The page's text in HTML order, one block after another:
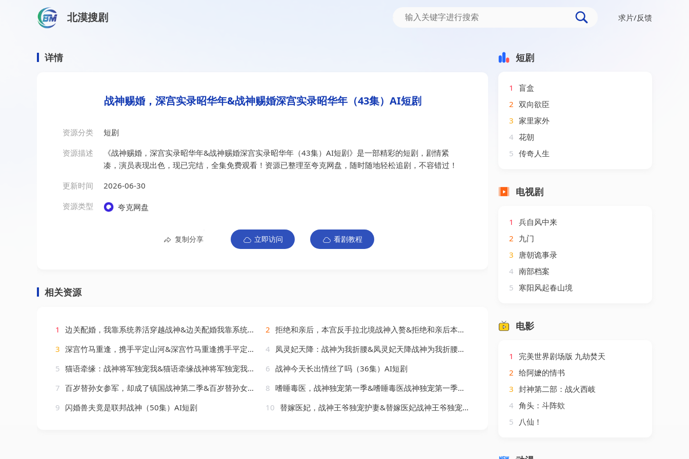
北漠搜剧 求片/反馈
战神赐婚，深宫实录昭华年&战神赐婚深宫实录昭华年（43集）AI短剧
详情
战神赐婚，深宫实录昭华年&战神赐婚深宫实录昭华年（43集）AI短剧
资源分类
短剧
资源描述
《战神赐婚，深宫实录昭华年&战神赐婚深宫实录昭华年（43集）AI短剧》是一部精彩的短剧，剧情紧
凑，演员表现出色，现已完结，全集免费观看！资源已整理至夸克网盘，随时随地轻松追剧，不容错过！
更新时间
2026-06-30
资源类型
夸克网盘
复制分享 立即访问 看剧教程
相关资源
1 边关配婚，我靠系统养活穿越战神&边关配婚我靠系统养活穿越战神（60集）AI短剧 2 拒绝和亲后，本宫反手拉北境战神入赘&拒绝和亲后本宫反手拉北境战神入赘（15集）AI短剧
3 深宫竹马重逢，携手平定山河&深宫竹马重逢携手平定山河（49集）AI短剧 4
凤灵妃天降：战神为我折腰&凤灵妃天降战神为我折腰（100集）AI短剧
5 猫语牵缘：战神将军独宠我&猫语牵缘战神将军独宠我（35集）AI短剧 6 战神今天长出情丝了吗（36集）AI短剧
7 百岁替孙女参军，却成了镇国战神第二季&百岁替孙女参军却成了镇国战神第二季（65集）AI短剧 8 嗜睡毒医，战神独宠第一季&嗜睡毒医战神独宠第一季（110集）AI短剧
9 闪婚兽夫竟是联邦战神（50集）AI短剧 10 替嫁医妃，战神王爷独宠护妻&替嫁医妃战神王爷独宠护妻（50集）AI短剧
短剧
1
盲盒
2 双向欲臣
3 家里家外
4 花朝
5 传奇人生
电视剧
1
兵自风中来
2 九门
3 唐朝诡事录
4 南部档案
5 寒阳风起春山境
电影
1
完美世界剧场版 九劫焚天
2 给阿嬷的情书
3 封神第二部：战火西岐
4 角头：斗阵欸
5
八仙！